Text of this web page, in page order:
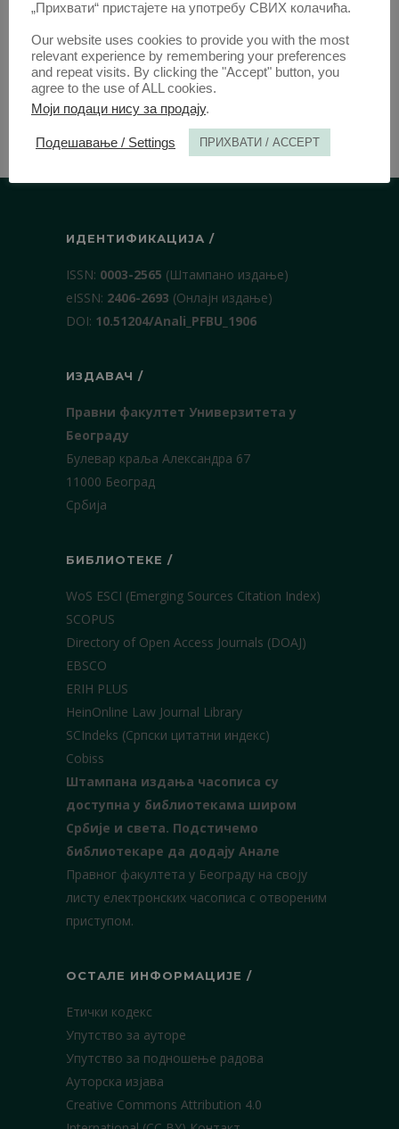
ИДЕНТИФИКАЦИЈА /
ISSN: 0003-2565 (Штампано издање)
еISSN: 2406-2693 (Онлајн издање)
DOI: 10.51204/Anali_PFBU_1906
ИЗДАВАЧ /
Правни факултет Универзитета у
Београду
Булевар краља Александра 67
11000 Београд
Србија
БИБЛИОТЕКЕ /
WoS ESCI (Emerging Sources Citation Index)
SCOPUS
Directory of Open Access Journals (DOAJ)
EBSCO
ERIH PLUS
HeinOnline Law Journal Library
SCIndeks (Српски цитатни индекс)
Cobiss
Штампана издања часописа су
доступна у библиотекама широм
Србије и света. Подстичемо
библиотекаре да додају Анале
Правног факултета у Београду на своју
листу електронских часописа с отвореним
приступом.
ОСТАЛЕ ИНФОРМАЦИЈЕ /
Етички кодекс
Упутство за ауторе
Упутство за подношење радова
Ауторска изјава
Creative Commons Attribution 4.0
„Прихвати“ пристајете на употребу СВИХ колачића.
Our website uses cookies to provide you with the most
relevant experience by remembering your preferences
and repeat visits. By clicking the "Accept" button, you
agree to the use of ALL cookies.
Моји подаци нису за продају.
Подешавање / Settings ПРИХВАТИ / ACCEPT